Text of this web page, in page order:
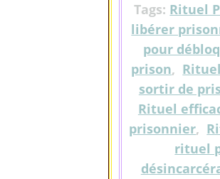
Tags: Rituel
libérer
pour
prison,
sortir de
Rituel
prisonnier,
rituel